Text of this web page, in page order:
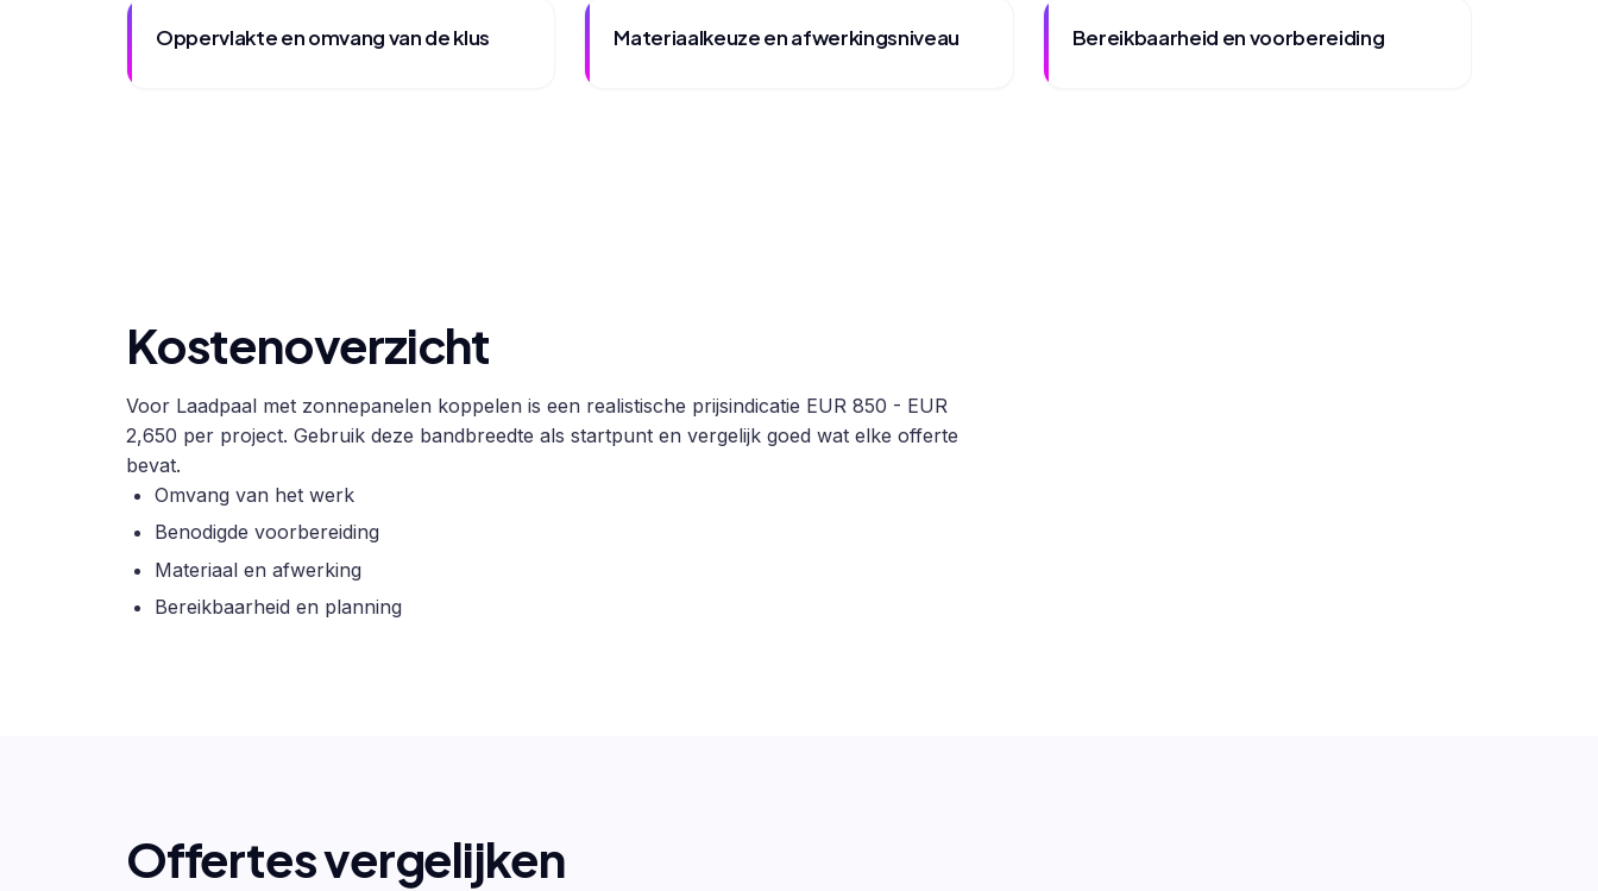
Oppervlakte en omvang van de klus Materiaalkeuze en afwerkingsniveau Bereikbaarheid en voorbereiding
Kostenoverzicht
Voor Laadpaal met zonnepanelen koppelen is een realistische prijsindicatie EUR 850 - EUR
2,650 per project. Gebruik deze bandbreedte als startpunt en vergelijk goed wat elke offerte
bevat.
Omvang van het werk
Benodigde voorbereiding
Materiaal en afwerking
Bereikbaarheid en planning
Offertes vergelijken